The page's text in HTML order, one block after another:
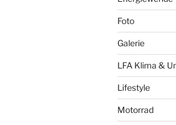
Foto
Galerie
LFA Klima &
Lifestyle
Motorrad